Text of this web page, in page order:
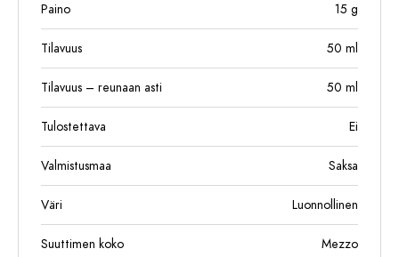
Paino 15 g
Tilavuus 50 ml
Tilavuus – reunaan asti 50 ml
Tulostettava Ei
Valmistusmaa Saksa
Väri Luonnollinen
Suuttimen koko Mezzo